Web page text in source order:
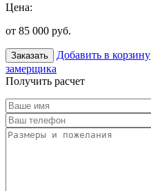
Цена:
от 85 000 руб.
Заказать Добавить в корзину
замерщика
Получить расчет